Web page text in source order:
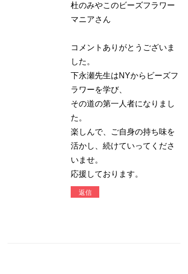
杜のみやこのビーズフラワー
マニアさん
コメントありがとうございま
した。
下永瀬先生はNYからビーズフ
ラワーを学び、
その道の第一人者になりまし
た。
楽しんで、ご自身の持ち味を
活かし、続けていってくださ
いませ。
応援しております。
返信